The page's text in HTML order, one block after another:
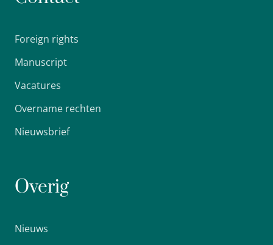
Foreign rights
Manuscript
Vacatures
Overname rechten
Nieuwsbrief
Overig
Nieuws